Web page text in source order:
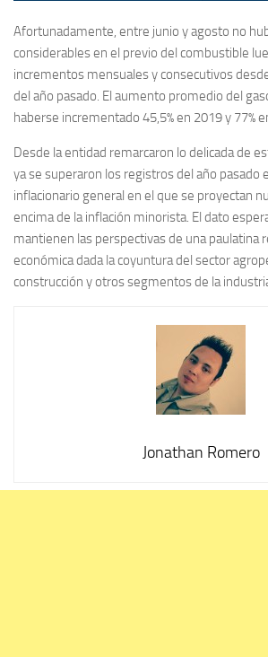
Afortunadamente, entre junio y agosto no
considerables en el previo del combustible
incrementos mensuales y consecutivos
del año pasado. El aumento promedio del
haberse incrementado 45,5% en 2019 y 77%
Desde la entidad remarcaron lo delicada de
ya se superaron los registros del año pasado
inflacionario general en el que se proyectan
encima de la inflación minorista. El dato
mantienen las perspectivas de una paulatina
económica dada la coyuntura del sector
construcción y otros segmentos de la
Jonathan Romero